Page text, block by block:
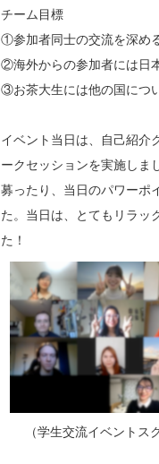
チーム目標
①参加者同士の交流を深め
②海外からの参加者には日
③お茶大生には他の国につ
イベント当日は、自己紹介
ークセッションを実施しま
募ったり、当日のパワーポ
た。当日は、とてもリラッ
た！
（学生交流イベントス